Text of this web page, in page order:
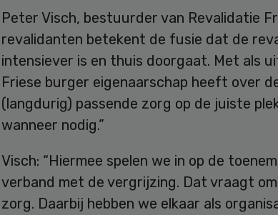
Peter Visch, bestuurder van Revalidatie
revalidanten betekent de fusie dat de
intensiever is en thuis doorgaat. Met als
Friese burger eigenaarschap heeft over
(langdurig) passende zorg op de juiste
wanneer nodig.”
Visch: “Hiermee spelen we in op de
verband met de vergrijzing. Dat vraagt
zorg. Daarbij hebben we elkaar als